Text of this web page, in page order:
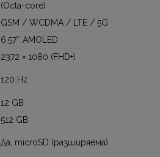
(Octa-core)
GSM / WCDMA / LTE / 5G
6.57″ AMOLED
2372 × 1080 (FHD+)
120 Hz
12 GB
512 GB
Да, microSD (разширяема)